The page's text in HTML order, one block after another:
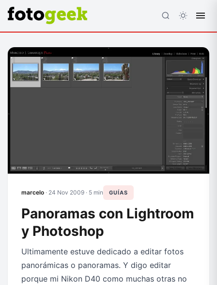
ESC
marcelo · 24 Nov 2009 · 5 min GUÍAS
Panoramas con Lightroom
y Photoshop
Ultimamente estuve dedicado a editar fotos
panorámicas o panoramas. Y digo editar
porque mi Nikon D40 como muchas otras no